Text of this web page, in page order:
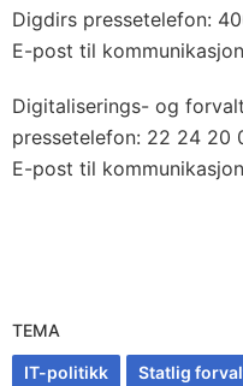
Digdirs pressetelefon:
E-post til
Digitaliserings- og
pressetelefon: 22 24 20
E-post til
TEMA
IT-politikk Statlig